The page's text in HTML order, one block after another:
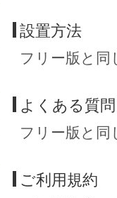
設置方法
フリー版と同
よくある質問
フリー版と同
ご利用規約